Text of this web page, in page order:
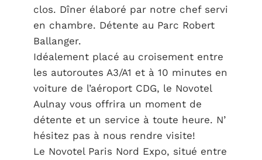
clos. Dîner élaboré par notre chef servi
en chambre. Détente au Parc Robert
Ballanger.
Idéalement placé au croisement entre
les autoroutes A3/A1 et à 10 minutes en
voiture de l’aéroport CDG, le Novotel
Aulnay vous offrira un moment de
détente et un service à toute heure. N’
hésitez pas à nous rendre visite!
Le Novotel Paris Nord Expo, situé entre